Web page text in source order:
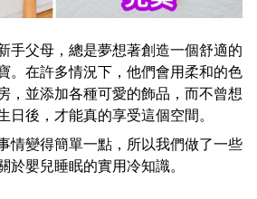
手父母，總是夢想著創造一個舒適的
。在許多情況下，他們會用柔和的色
，並添加各種可愛的飾品，而不曾想
日後，才能真的享受這個空間。
情變得簡單一點，所以我們做了一些
於嬰兒睡眠的實用冷知識。